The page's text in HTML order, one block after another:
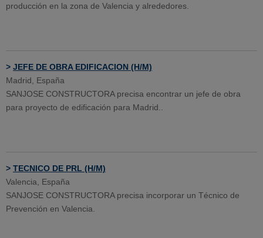
producción en la zona de Valencia y alrededores.
> JEFE DE OBRA EDIFICACION (H/M)
Madrid, España
SANJOSE CONSTRUCTORA precisa encontrar un jefe de obra
para proyecto de edificación para Madrid..
> TECNICO DE PRL (H/M)
Valencia, España
SANJOSE CONSTRUCTORA precisa incorporar un Técnico de
Prevención en Valencia.